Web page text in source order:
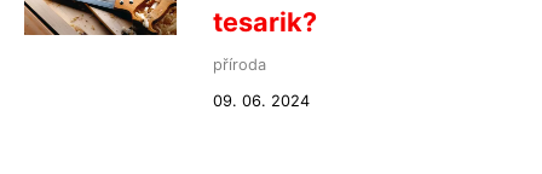
tesarik?
příroda
09. 06. 2024